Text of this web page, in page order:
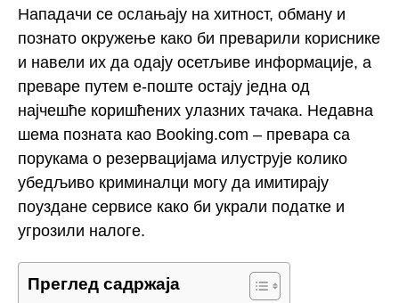
Нападачи се ослањају на хитност, обману и
познато окружење како би преварили кориснике
и навели их да одају осетљиве информације, а
преваре путем е-поште остају једна од
најчешће коришћених улазних тачака. Недавна
шема позната као Booking.com – превара са
порукама о резервацијама илуструје колико
убедљиво криминалци могу да имитирају
поуздане сервисе како би украли податке и
угрозили налоге.
Преглед садржаја